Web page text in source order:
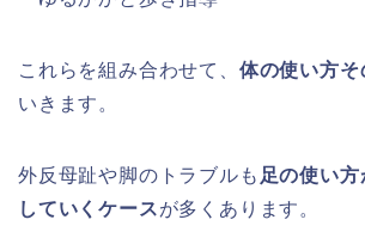
これらを組み合わせて、 体の使い方そ
いきます。
外反母趾や脚のトラブルも 足の使い
していくケースが多くあります。